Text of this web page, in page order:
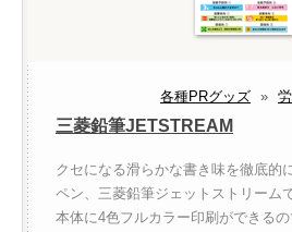
各種PRグッズ »
三菱鉛筆JETSTREAM
クセになる滑らかな書き味を徹底的
ペン、三菱鉛筆ジェットストリームで
本体に4色フルカラー印刷ができる